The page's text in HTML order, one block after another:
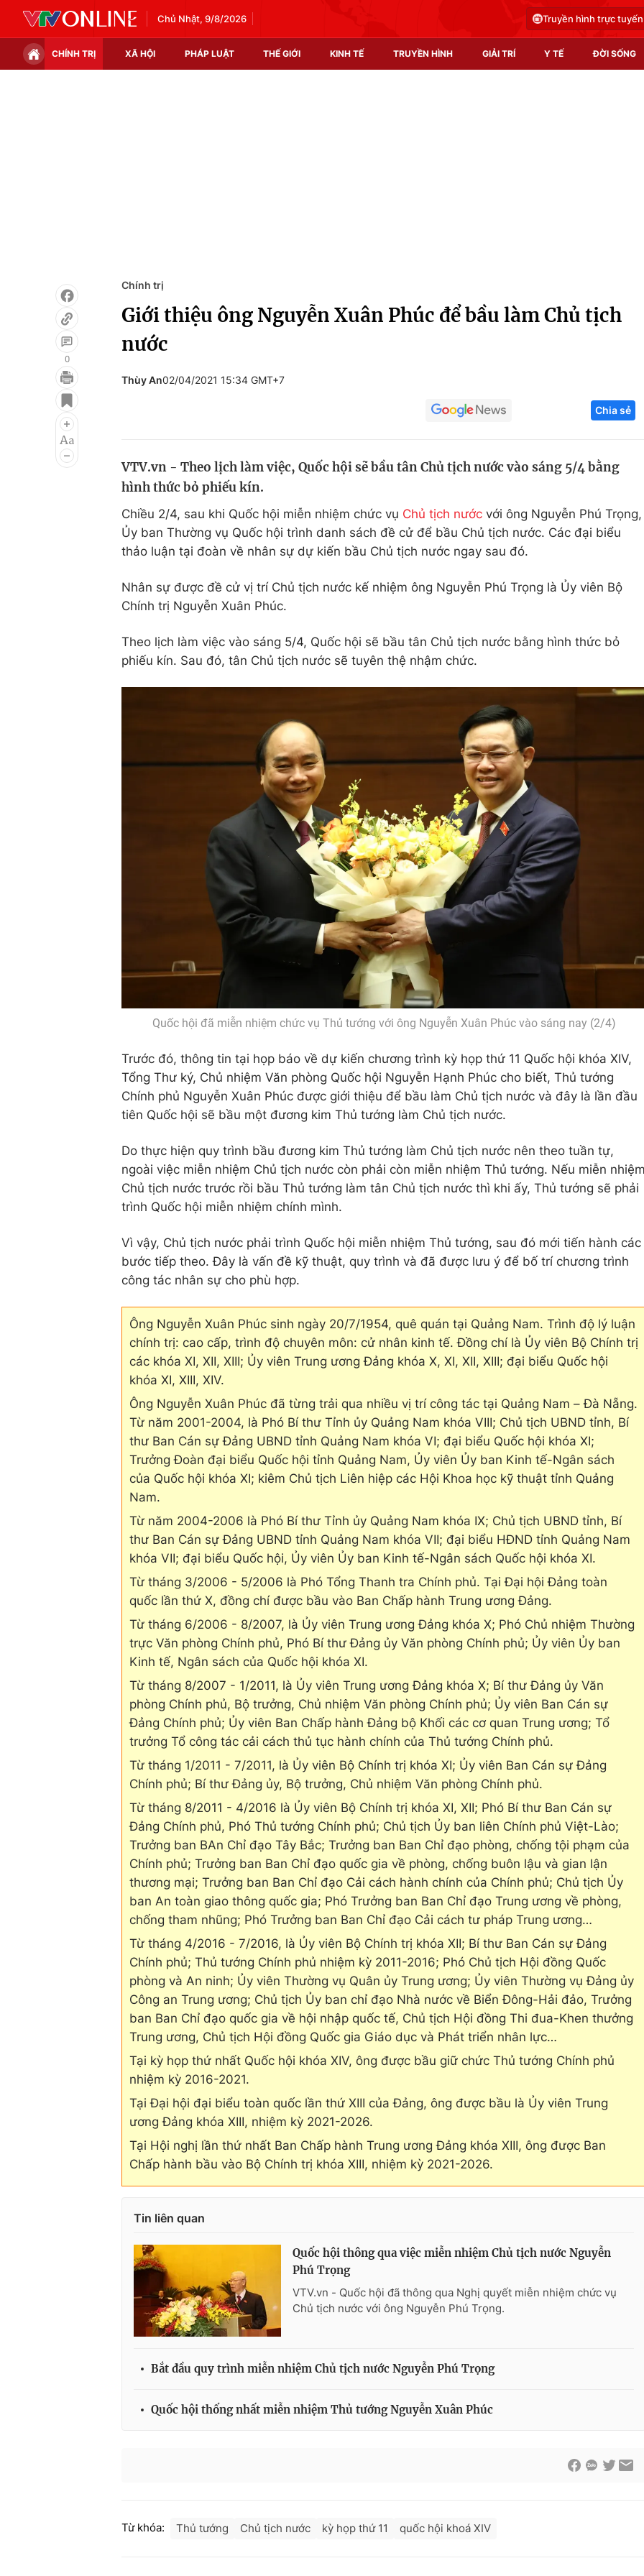
Chủ Nhật, 9/8/2026 Truyền hình trực tuyến
CHÍNH TRỊ XÃ HỘI PHÁP LUẬT THẾ GIỚI KINH TẾ TRUYỀN HÌNH GIẢI TRÍ Y TẾ ĐỜI SỐNG
Infographic
Điện ảnh
Âm nhạc
Chất lượng cuộc sống
Tuyển sinh
Hitech Công
Thị trường
0
Chính trị
Giới thiệu ông Nguyễn Xuân Phúc để bầu làm Chủ tịch
nước
Thùy An02/04/2021 15:34 GMT+7
Chia sẻ
VTV.vn - Theo lịch làm việc, Quốc hội sẽ bầu tân Chủ tịch nước vào sáng 5/4 bằng
hình thức bỏ phiếu kín.
Chiều 2/4, sau khi Quốc hội miễn nhiệm chức vụ Chủ tịch nước với ông Nguyễn Phú Trọng,
Ủy ban Thường vụ Quốc hội trình danh sách đề cử để bầu Chủ tịch nước. Các đại biểu
thảo luận tại đoàn về nhân sự dự kiến bầu Chủ tịch nước ngay sau đó.
Nhân sự được đề cử vị trí Chủ tịch nước kế nhiệm ông Nguyễn Phú Trọng là Ủy viên Bộ
Chính trị Nguyễn Xuân Phúc.
Theo lịch làm việc vào sáng 5/4, Quốc hội sẽ bầu tân Chủ tịch nước bằng hình thức bỏ
phiếu kín. Sau đó, tân Chủ tịch nước sẽ tuyên thệ nhậm chức.
Quốc hội đã miễn nhiệm chức vụ Thủ tướng với ông Nguyễn Xuân Phúc vào sáng nay (2/4)
Trước đó, thông tin tại họp báo về dự kiến chương trình kỳ họp thứ 11 Quốc hội khóa XIV,
Tổng Thư ký, Chủ nhiệm Văn phòng Quốc hội Nguyễn Hạnh Phúc cho biết, Thủ tướng
Chính phủ Nguyễn Xuân Phúc được giới thiệu để bầu làm Chủ tịch nước và đây là lần đầu
tiên Quốc hội sẽ bầu một đương kim Thủ tướng làm Chủ tịch nước.
Do thực hiện quy trình bầu đương kim Thủ tướng làm Chủ tịch nước nên theo tuần tự,
ngoài việc miễn nhiệm Chủ tịch nước còn phải còn miễn nhiệm Thủ tướng. Nếu miễn
Chủ tịch nước trước rồi bầu Thủ tướng làm tân Chủ tịch nước thì khi ấy, Thủ tướng sẽ phải
trình Quốc hội miễn nhiệm chính mình.
Vì vậy, Chủ tịch nước phải trình Quốc hội miễn nhiệm Thủ tướng, sau đó mới tiến hành các
bước tiếp theo. Đây là vấn đề kỹ thuật, quy trình và đã được lưu ý để bố trí chương trình
công tác nhân sự cho phù hợp.
Ông Nguyễn Xuân Phúc sinh ngày 20/7/1954, quê quán tại Quảng Nam. Trình độ lý luận
chính trị: cao cấp, trình độ chuyên môn: cử nhân kinh tế. Đồng chí là Ủy viên Bộ Chính trị
các khóa XI, XII, XIII; Ủy viên Trung ương Đảng khóa X, XI, XII, XIII; đại biểu Quốc hội
khóa XI, XIII, XIV.
Ông Nguyễn Xuân Phúc đã từng trải qua nhiều vị trí công tác tại Quảng Nam – Đà Nẵng.
Từ năm 2001-2004, là Phó Bí thư Tỉnh ủy Quảng Nam khóa VIII; Chủ tịch UBND tỉnh, Bí
thư Ban Cán sự Đảng UBND tỉnh Quảng Nam khóa VI; đại biểu Quốc hội khóa XI;
Trưởng Đoàn đại biểu Quốc hội tỉnh Quảng Nam, Ủy viên Ủy ban Kinh tế-Ngân sách
của Quốc hội khóa XI; kiêm Chủ tịch Liên hiệp các Hội Khoa học kỹ thuật tỉnh Quảng
Nam.
Từ năm 2004-2006 là Phó Bí thư Tỉnh ủy Quảng Nam khóa IX; Chủ tịch UBND tỉnh, Bí
thư Ban Cán sự Đảng UBND tỉnh Quảng Nam khóa VII; đại biểu HĐND tỉnh Quảng Nam
khóa VII; đại biểu Quốc hội, Ủy viên Ủy ban Kinh tế-Ngân sách Quốc hội khóa XI.
Từ tháng 3/2006 - 5/2006 là Phó Tổng Thanh tra Chính phủ. Tại Đại hội Đảng toàn
quốc lần thứ X, đồng chí được bầu vào Ban Chấp hành Trung ương Đảng.
Từ tháng 6/2006 - 8/2007, là Ủy viên Trung ương Đảng khóa X; Phó Chủ nhiệm Thường
trực Văn phòng Chính phủ, Phó Bí thư Đảng ủy Văn phòng Chính phủ; Ủy viên Ủy ban
Kinh tế, Ngân sách của Quốc hội khóa XI.
Từ tháng 8/2007 - 1/2011, là Ủy viên Trung ương Đảng khóa X; Bí thư Đảng ủy Văn
phòng Chính phủ, Bộ trưởng, Chủ nhiệm Văn phòng Chính phủ; Ủy viên Ban Cán sự
Đảng Chính phủ; Ủy viên Ban Chấp hành Đảng bộ Khối các cơ quan Trung ương; Tổ
trưởng Tổ công tác cải cách thủ tục hành chính của Thủ tướng Chính phủ.
Từ tháng 1/2011 - 7/2011, là Ủy viên Bộ Chính trị khóa XI; Ủy viên Ban Cán sự Đảng
Chính phủ; Bí thư Đảng ủy, Bộ trưởng, Chủ nhiệm Văn phòng Chính phủ.
Từ tháng 8/2011 - 4/2016 là Ủy viên Bộ Chính trị khóa XI, XII; Phó Bí thư Ban Cán sự
Đảng Chính phủ, Phó Thủ tướng Chính phủ; Chủ tịch Ủy ban liên Chính phủ Việt-Lào;
Trưởng ban BAn Chỉ đạo Tây Bắc; Trưởng ban Ban Chỉ đạo phòng, chống tội phạm của
Chính phủ; Trưởng ban Ban Chỉ đạo quốc gia về phòng, chống buôn lậu và gian lận
thương mại; Trưởng ban Ban Chỉ đạo Cải cách hành chính của Chính phủ; Chủ tịch Ủy
ban An toàn giao thông quốc gia; Phó Trưởng ban Ban Chỉ đạo Trung ương về phòng,
chống tham nhũng; Phó Trưởng ban Ban Chỉ đạo Cải cách tư pháp Trung ương…
Từ tháng 4/2016 - 7/2016, là Ủy viên Bộ Chính trị khóa XII; Bí thư Ban Cán sự Đảng
Chính phủ; Thủ tướng Chính phủ nhiệm kỳ 2011-2016; Phó Chủ tịch Hội đồng Quốc
phòng và An ninh; Ủy viên Thường vụ Quân ủy Trung ương; Ủy viên Thường vụ Đảng ủy
Công an Trung ương; Chủ tịch Ủy ban chỉ đạo Nhà nước về Biển Đông-Hải đảo, Trưởng
ban Ban Chỉ đạo quốc gia về hội nhập quốc tế, Chủ tịch Hội đồng Thi đua-Khen thưởng
Trung ương, Chủ tịch Hội đồng Quốc gia Giáo dục và Phát triển nhân lực…
Tại kỳ họp thứ nhất Quốc hội khóa XIV, ông được bầu giữ chức Thủ tướng Chính phủ
nhiệm kỳ 2016-2021.
Tại Đại hội đại biểu toàn quốc lần thứ XIII của Đảng, ông được bầu là Ủy viên Trung
ương Đảng khóa XIII, nhiệm kỳ 2021-2026.
Tại Hội nghị lần thứ nhất Ban Chấp hành Trung ương Đảng khóa XIII, ông được Ban
Chấp hành bầu vào Bộ Chính trị khóa XIII, nhiệm kỳ 2021-2026.
Tin liên quan
Quốc hội thông qua việc miễn nhiệm Chủ tịch nước Nguyễn
Phú Trọng
VTV.vn - Quốc hội đã thông qua Nghị quyết miễn nhiệm chức vụ
Chủ tịch nước với ông Nguyễn Phú Trọng.
Bắt đầu quy trình miễn nhiệm Chủ tịch nước Nguyễn Phú Trọng
Quốc hội thống nhất miễn nhiệm Thủ tướng Nguyễn Xuân Phúc
Từ khóa: Thủ tướng Chủ tịch nước kỳ họp thứ 11 quốc hội khoá XIV